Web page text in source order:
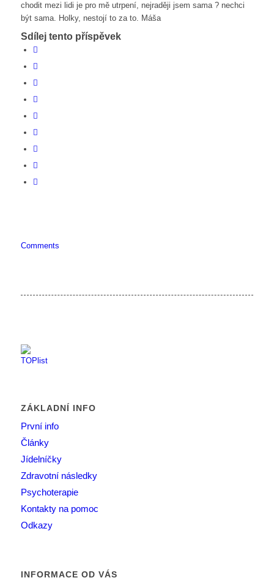
chodit mezi lidi je pro mě utrpení, nejraději jsem sama ? nechci
být sama. Holky, nestojí to za to. Máša
Sdílej tento příspěvek
Comments
ZÁKLADNÍ INFO
První info
Články
Jídelníčky
Zdravotní následky
Psychoterapie
Kontakty na pomoc
Odkazy
INFORMACE OD VÁS